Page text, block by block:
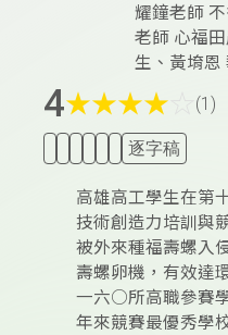
耀鐘老師
老師 心福
生、黃堉恩
4★★★★ (1)
逐字稿
高雄高工學生在第
技術創造力培訓與
被外來種福壽螺入
壽螺卵機，有效達
一六○所高職參賽
年來競賽最優秀學